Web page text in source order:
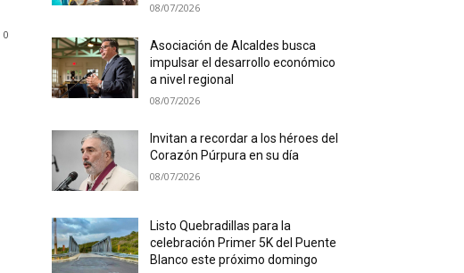
0
08/07/2026
Asociación de Alcaldes busca
impulsar el desarrollo económico
a nivel regional
08/07/2026
Invitan a recordar a los héroes del
Corazón Púrpura en su día
08/07/2026
Listo Quebradillas para la
celebración Primer 5K del Puente
Blanco este próximo domingo